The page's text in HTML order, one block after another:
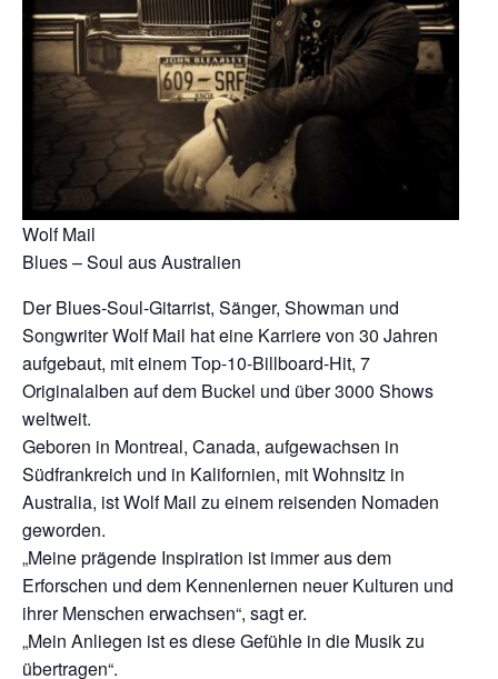
Wolf Mail
Blues – Soul aus Australien
Der Blues-Soul-Gitarrist, Sänger, Showman und
Songwriter Wolf Mail hat eine Karriere von 30 Jahren
aufgebaut, mit einem Top-10-Billboard-Hit, 7
Originalalben auf dem Buckel und über 3000 Shows
weltweit.
Geboren in Montreal, Canada, aufgewachsen in
Südfrankreich und in Kalifornien, mit Wohnsitz in
Australia, ist Wolf Mail zu einem reisenden Nomaden
geworden.
„Meine prägende Inspiration ist immer aus dem
Erforschen und dem Kennenlernen neuer Kulturen und
ihrer Menschen erwachsen“, sagt er.
„Mein Anliegen ist es diese Gefühle in die Musik zu
übertragen“.